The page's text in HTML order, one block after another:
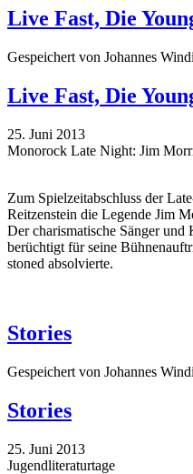
Live Fast, Die
Gespeichert von Johannes
Live Fast, Die
25. Juni 2013
Monorock Late Night: Jim
Zum Spielzeitabschluss der
Reitzenstein die Legende Jim
Der charismatische Sänger
berüchtigt für seine
stoned absolvierte.
Stories
Gespeichert von Johannes
Stories
25. Juni 2013
Jugendliteraturtage